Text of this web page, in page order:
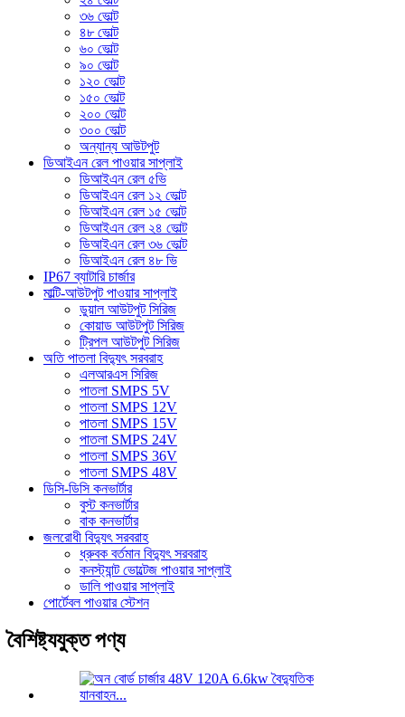
৩৬ ভোল্ট
৪৮ ভোল্ট
৬০ ভোল্ট
৯০ ভোল্ট
১২০ ভোল্ট
১৫০ ভোল্ট
২০০ ভোল্ট
৩০০ ভোল্ট
অন্যান্য আউটপুট
ডিআইএন রেল পাওয়ার সাপ্লাই
ডিআইএন রেল ৫ভি
ডিআইএন রেল ১২ ভোল্ট
ডিআইএন রেল ১৫ ভোল্ট
ডিআইএন রেল ২৪ ভোল্ট
ডিআইএন রেল ৩৬ ভোল্ট
ডিআইএন রেল ৪৮ ভি
IP67 ব্যাটারি চার্জার
মাল্টি-আউটপুট পাওয়ার সাপ্লাই
ডুয়াল আউটপুট সিরিজ
কোয়াড আউটপুট সিরিজ
ট্রিপল আউটপুট সিরিজ
অতি পাতলা বিদ্যুৎ সরবরাহ
এলআরএস সিরিজ
পাতলা SMPS 5V
পাতলা SMPS 12V
পাতলা SMPS 15V
পাতলা SMPS 24V
পাতলা SMPS 36V
পাতলা SMPS 48V
ডিসি-ডিসি কনভার্টার
বুস্ট কনভার্টার
বাক কনভার্টার
জলরোধী বিদ্যুৎ সরবরাহ
ধ্রুবক বর্তমান বিদ্যুৎ সরবরাহ
কনস্ট্যান্ট ভোল্টেজ পাওয়ার সাপ্লাই
ডালি পাওয়ার সাপ্লাই
পোর্টেবল পাওয়ার স্টেশন
বৈশিষ্ট্যযুক্ত পণ্য